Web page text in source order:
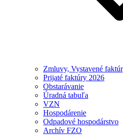
Zmluvy, Vystavené
Prijaté faktúry 2026
Obstarávanie
Úradná tabuľa
VZN
Hospodárenie
Odpadové hospodárstvo
Archív FZO